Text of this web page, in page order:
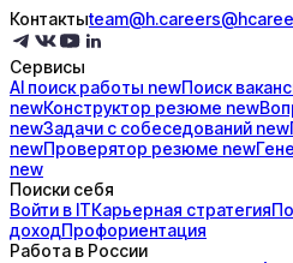
Контактыteam@h.careers
Сервисы
AI поискработы newПоиск
newКонструктор резюме new
newЗадачи с собеседований new
newПроверятор резюме new
new
Поиски себя
Войти в ITКарьерная стратегия
доходПрофориентация
Работа в России